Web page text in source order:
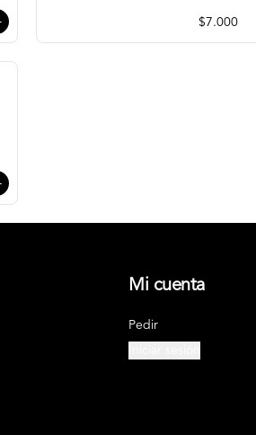
$7.000
Mi cuenta
Pedir